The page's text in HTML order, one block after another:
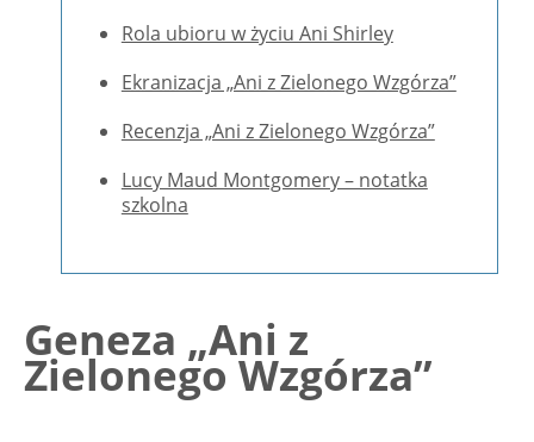
Rola ubioru w życiu Ani Shirley
Ekranizacja „Ani z Zielonego Wzgórza”
Recenzja „Ani z Zielonego Wzgórza”
Lucy Maud Montgomery – notatka
szkolna
Geneza „Ani z
Zielonego Wzgórza”